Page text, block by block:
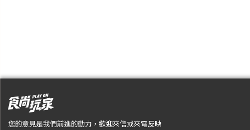
您的意見是我們前進的動力，歡迎來信或來電反映